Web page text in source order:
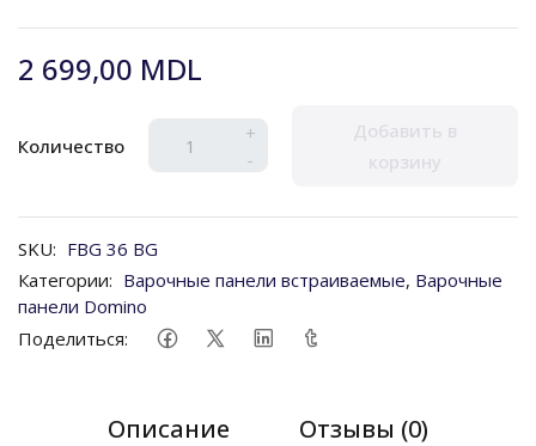
2 699,00 MDL
Количество
+
-
Добавить в
корзину
SKU: FBG 36 BG
Категории: Варочные панели встраиваемые, Варочные
панели Domino
Поделиться:
Описание Отзывы (0)